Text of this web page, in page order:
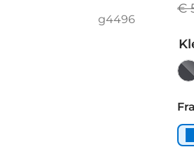
g4496
€